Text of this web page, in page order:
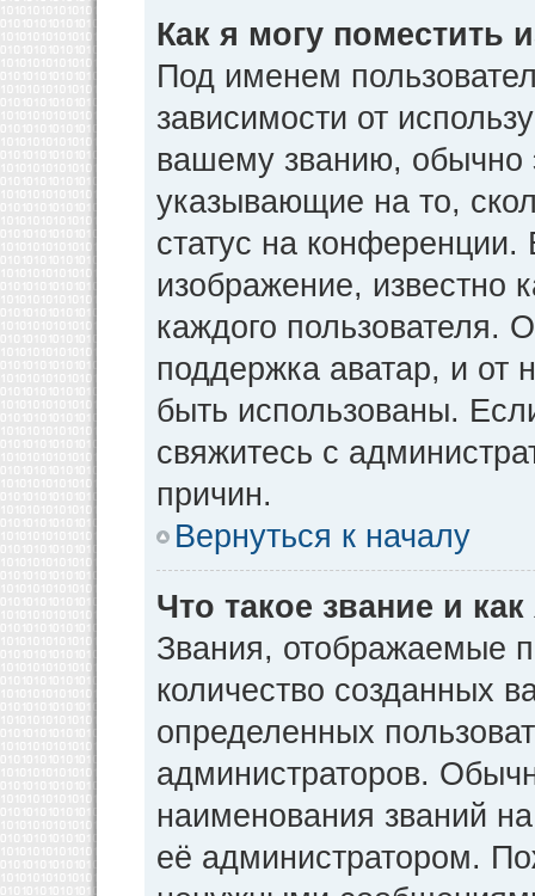
Как я могу поместить
Под именем
зависимости от
вашему званию, обычно
указывающие на то,
статус на
изображение, известно
каждого пользователя.
поддержка аватар, и от
быть использованы.
свяжитесь с
причин.
Вернуться к началу
Что такое звание и
Звания, отображаемые
количество созданных
определенных
администраторов.
наименования званий
её администратором.